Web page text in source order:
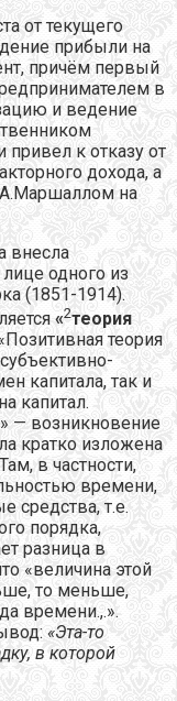
от текущего
прибыли на
причём первый
в
и ведение
привел к отказу от
дохода, а
на
внесла
одного из
(1851-1914).
«2теория
теория
капитала, так и
капитал.
— возникновение
кратко изложена
в частности,
времени,
средства, т.е.
порядка,
разница в
«величина этой
то меньше,
времени.,.».
«Эта-то
в которой